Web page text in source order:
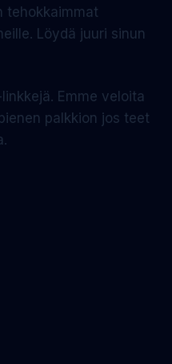
tehokkaimmat
Löydä juuri sinun
Emme veloita
palkkion jos teet